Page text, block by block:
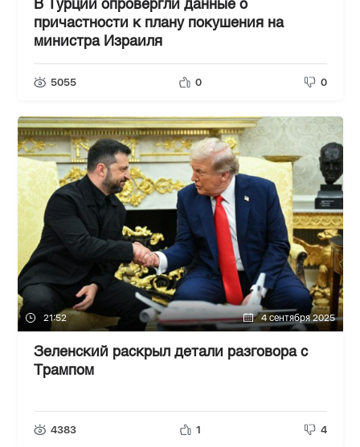
В Турции опровергли данные о
причастности к плану покушения на
министра Израиля
5055 0 0
21:52 4 сентября 2025
Зеленский раскрыл детали разговора с
Трампом
4383 1 4